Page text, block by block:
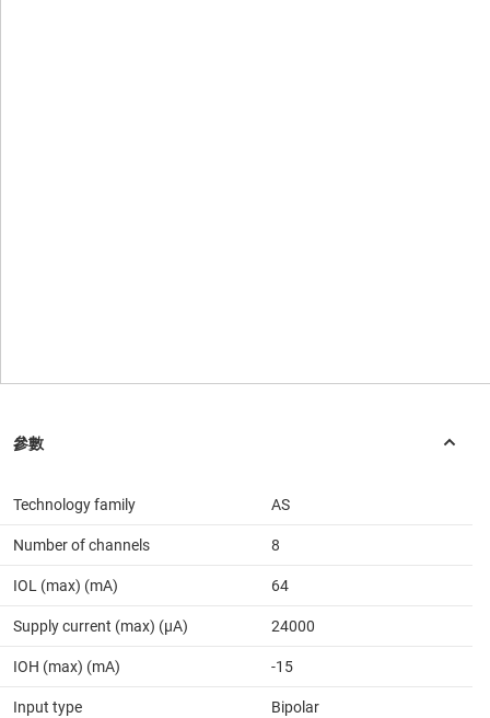
Technology family AS
Number of channels 8
IOL (max) (mA) 64
Supply current (max) (µA) 24000
IOH (max) (mA) -15
Input type Bipolar